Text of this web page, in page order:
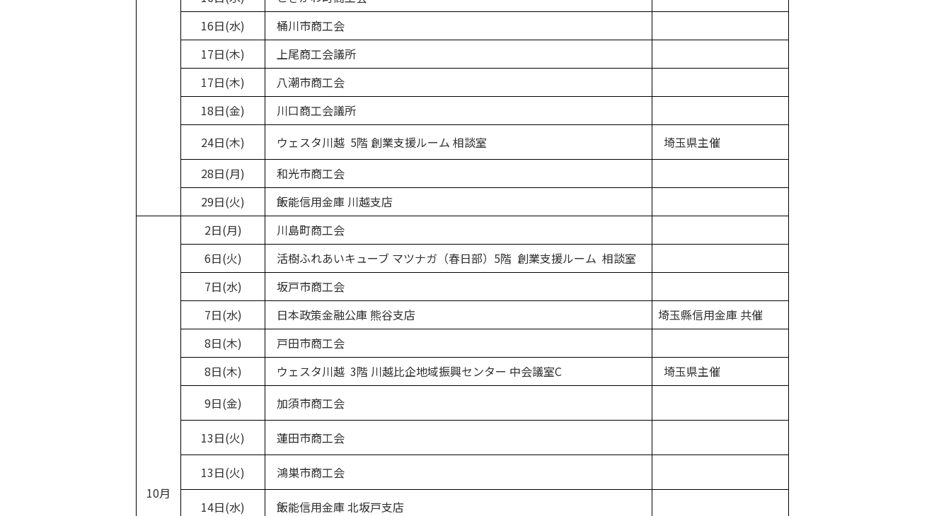
16日(水)
桶川市商工会
17日(木)
上尾商工会議所
17日(木)
八潮市商工会
18日(金)
川口商工会議所
24日(木)
ウェスタ川越 5階 創業支援ルーム 相談室
埼玉県主催
28日(月)
和光市商工会
29日(火)
飯能信用金庫 川越支店
10月
2日(月)
川島町商工会
6日(火)
活樹ふれあいキューブ マツナガ（春日部）5階 創業支援ルーム 相談室
7日(水)
坂戸市商工会
7日(水)
日本政策金融公庫 熊谷支店
埼玉縣信用金庫 共催
8日(木)
戸田市商工会
8日(木)
ウェスタ川越 3階 川越比企地域振興センター 中会議室C
埼玉県主催
9日(金)
加須市商工会
13日(火) 蓮田市商工会
13日(火) 鴻巣市商工会
14日(水) 飯能信用金庫 北坂戸支店